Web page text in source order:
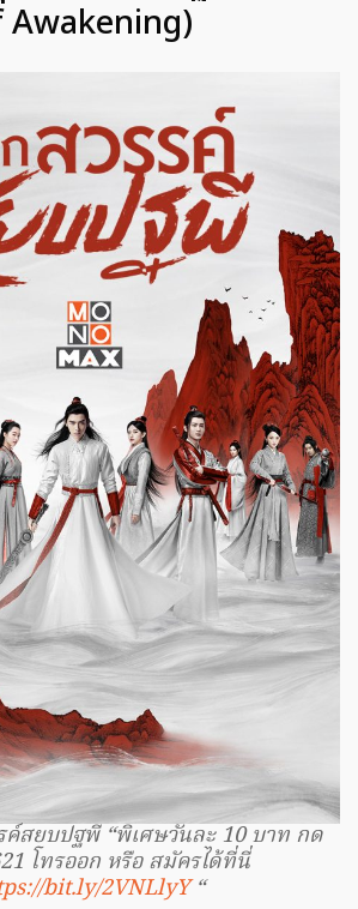
Awakening)
ค์สยบปฐพี “พิเศษวันละ 10 บาท กด
โทรออก หรือ สมัครได้ที่นี่
bit.ly/2VNLlyY“